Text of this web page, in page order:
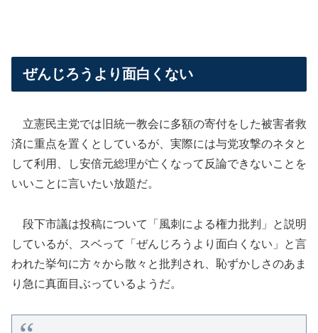
ぜんじろうより面白くない
立憲民主党では旧統一教会に多額の寄付をした被害者救
済に重点を置くとしているが、実際には与党攻撃のネタと
して利用、し安倍元総理が亡くなって反論できないことを
いいことに言いたい放題だ。
段下市議は投稿について「風刺による権力批判」と説明
しているが、スベって「ぜんじろうより面白くない」と言
われた挙句に方々から散々と批判され、恥ずかしさのあま
り急に真面目ぶっているようだ。